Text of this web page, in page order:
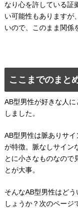
なり心を許している証
い可能性もありますが
いので、このまま関係
ここまでのまと
AB型男性が好きな人
しました。
AB型男性は脈ありサ
が特徴。脈なしサイン
とに小さなものなので
とが大事。
そんなAB型男性はど
しょうか？次のページ